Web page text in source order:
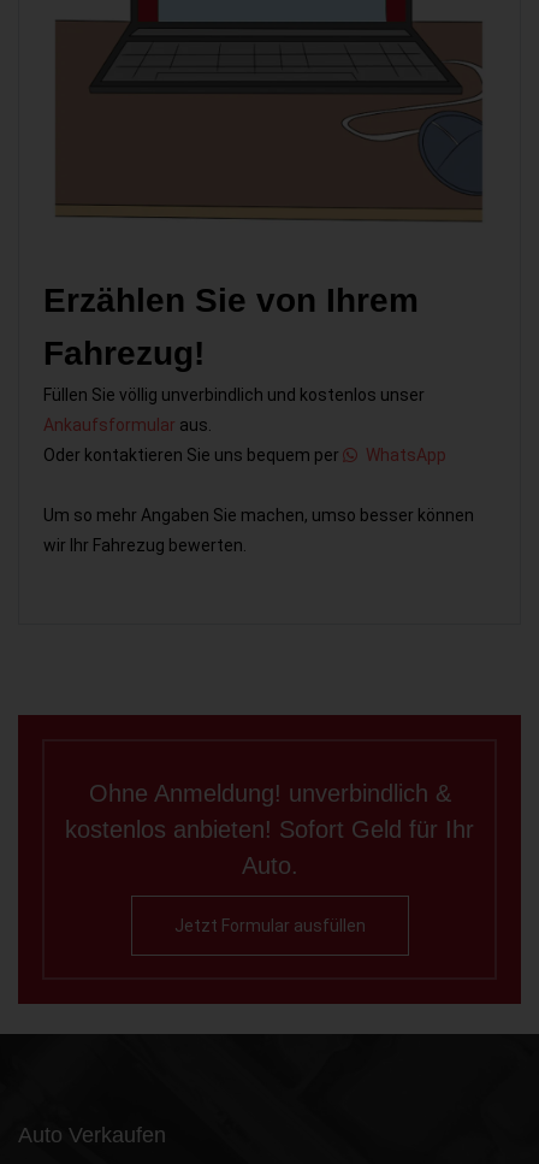
Erzählen Sie von Ihrem
Fahrezug!
Füllen Sie völlig unverbindlich und kostenlos unser
Ankaufsformular aus.
Oder kontaktieren Sie uns bequem per
WhatsApp
Um so mehr Angaben Sie machen, umso besser können
wir Ihr Fahrezug bewerten.
Ohne Anmeldung! unverbindlich &
kostenlos anbieten! Sofort Geld für Ihr
Auto.
Jetzt Formular ausfüllen
Auto Verkaufen